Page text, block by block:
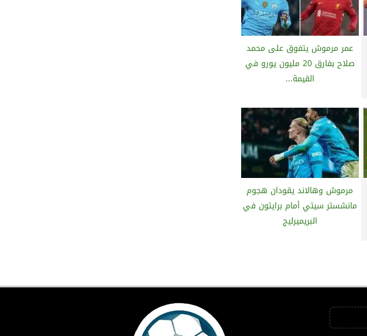
عمر مرموش يتفوق على محمد
صلاح بفارق 20 مليون يورو في
القيمة...
مرموش وهالاند يقودان هجوم
مانشستر سيتي أمام برايتون في
البريميرليج